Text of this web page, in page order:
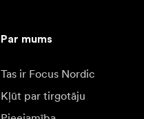
Par mums
Tas ir Focus Nordic
Kļūt par tirgotāju